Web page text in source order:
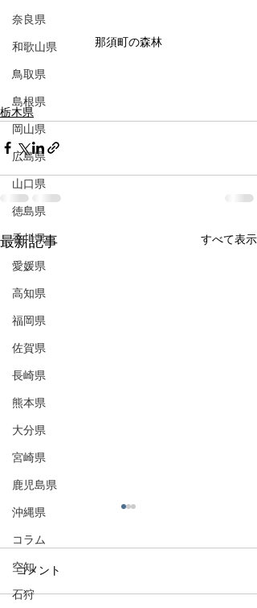
奈良県
和歌山県
鳥取県
島根県
岡山県
広島県
山口県
徳島県
香川県
愛媛県
高知県
福岡県
佐賀県
長崎県
熊本県
大分県
宮崎県
鹿児島県
沖縄県
コラム
空知
石狩
那須町の森林
栃木県
最新記事 すべて表示
コメント